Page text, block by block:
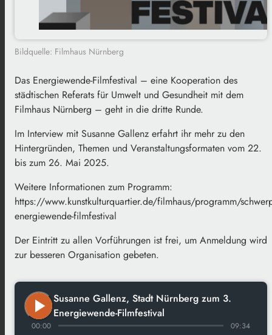
Bildquelle: Filmhaus Nürnberg
Das Energiewende-Filmfestival – eine Kooperation des
städtischen Referats für Umwelt und Gesundheit mit dem
Filmhaus Nürnberg – geht in die dritte Runde.
Im Interview mit Susanne Gallenz erfahrt ihr mehr zu den
Hintergründen, Themen und Veranstaltungsformaten vom 22.
bis zum 26. Mai 2025.
Weitere Informationen zum Programm:
https://www.kunstkulturquartier.de/filmhaus/programm/
energiewende-filmfestival
Der Eintritt zu allen Vorführungen ist frei, um Anmeldung wird
zur besseren Organisation gebeten.
play_arrow
Susanne Gallenz, Stadt Nürnberg zum 3.
Energiewende-Filmfestival
00:00 09:34